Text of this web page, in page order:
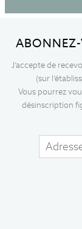
J’accepte de
(sur
Vous pourrez
désinscription